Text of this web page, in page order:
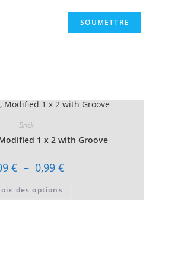
Brick
1 x 2 with Groove
€ – 0,99€
à
des options
a